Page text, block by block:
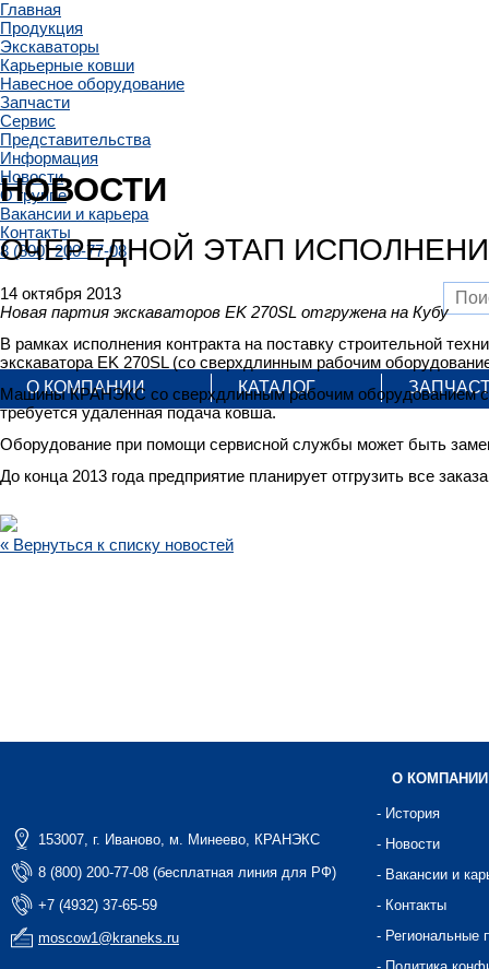
Главная
Продукция
Экскаваторы
Карьерные ковши
Навесное оборудование
Запчасти
Сервис
Представительства
Информация
Новости
О группе
Вакансии и карьера
Контакты
8 (800) 200-77-08
О КОМПАНИИ КАТАЛОГ
НОВОСТИ
ОЧЕРЕДНОЙ ЭТАП
14 октября 2013
Новая партия экскаваторов EK 270SL отгружена на Кубу
В рамках исполнения контракта на поставку строительной
экскаватора EK 270SL (со сверхдлинным рабочим
Машины КРАНЭКС со сверхдлинным рабочим оборудованием
требуется удаленная подача ковша.
Оборудование при помощи сервисной службы может быть
До конца 2013 года предприятие планирует отгрузить все
« Вернуться к списку новостей
153007, г. Иваново, м. Минеево, КРАНЭКС
8 (800) 200-77-08 (бесплатная линия для РФ)
+7 (4932) 37-65-59
moscow1@kraneks.ru
О КОМПАНИИ
- История
- Новости
- Вакансии и
- Контакты
- Региональные